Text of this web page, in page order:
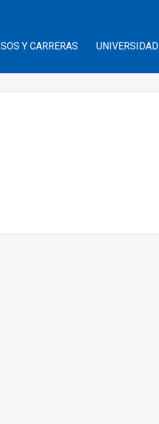
Y CARRERAS UNIVERSIDAD